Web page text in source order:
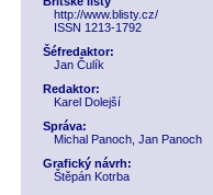
http://www.blisty.cz/
ISSN 1213-1792
Šéfredaktor:
Jan Čulík
Redaktor:
Karel Dolejší
Správa:
Michal Panoch, Jan Panoch
Grafický návrh:
Štěpán Kotrba